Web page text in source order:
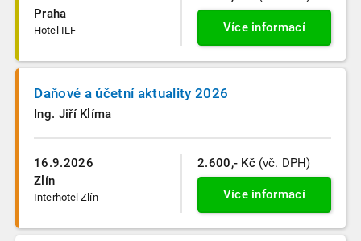
Praha
Hotel ILF Více informací
16.9.2026
Zlín
Interhotel Zlín
Daňové a účetní aktuality 2026
Ing. Jiří Klíma
2.600,- Kč (vč. DPH)
Více informací